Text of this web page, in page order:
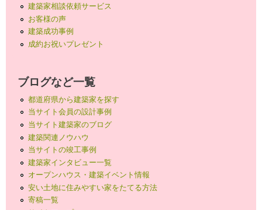
建築家相談依頼サービス
お客様の声
建築成功事例
成約お祝いプレゼント
ブログなど一覧
都道府県から建築家を探す
当サイト会員の設計事例
当サイト建築家のブログ
建築関連ノウハウ
当サイトの竣工事例
建築家インタビュー一覧
オープンハウス・建築イベント情報
安い土地に住みやすい家をたてる方法
寄稿一覧